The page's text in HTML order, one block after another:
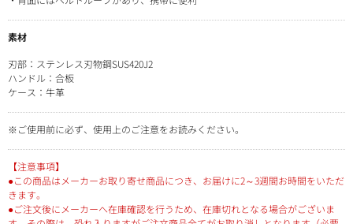
素材
刃部：ステンレス刃物鋼SUS420J2
ハンドル：合板
ケース：牛革
※ご使用前に必ず、使用上のご注意をお読みください。
【注意事項】
●この商品はメーカーお取り寄せ商品につき、お届けに2～3週間お時間をいただ
きます。
●ご注文後にメーカーへ在庫確認を行うため、在庫切れとなる場合がございま